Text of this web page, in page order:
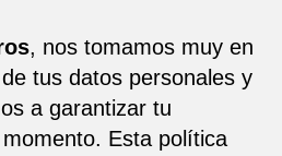
, nos tomamos muy en
tus datos personales y
a garantizar tu
Esta política